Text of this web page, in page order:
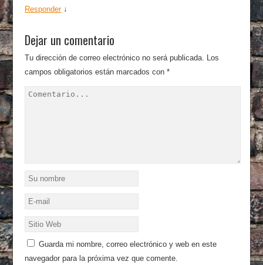
Responder ↓
Dejar un comentario
Tu dirección de correo electrónico no será publicada. Los
campos obligatorios están marcados con*
Guarda mi nombre, correo electrónico y web en este
navegador para la próxima vez que comente.